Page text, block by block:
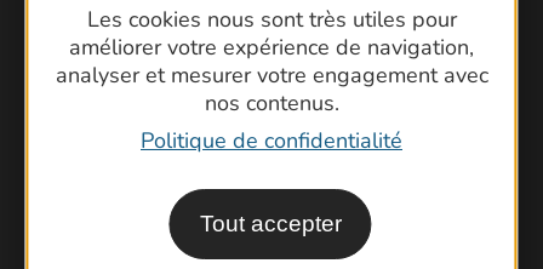
Les cookies nous sont très utiles pour
améliorer votre expérience de navigation,
analyser et mesurer votre engagement avec
nos contenus.
Politique de confidentialité
Tout accepter
Latitude Gard